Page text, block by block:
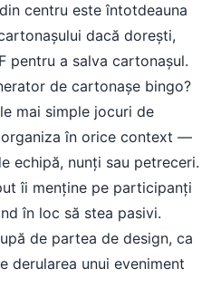
centru este întotdeauna
dacă dorești,
pentru a salva cartonașul.
de cartonașe bingo?
mai simple jocuri de
în orice context —
echipă, nunți sau petreceri.
îi menține pe participanți
în loc să stea pasivi.
de partea de design, ca
derularea unui eveniment